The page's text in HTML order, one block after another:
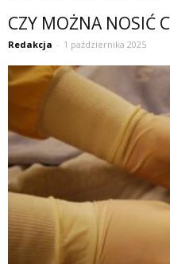
CZY MOŻNA NOSIĆ
Redakcja - 1 października 2025